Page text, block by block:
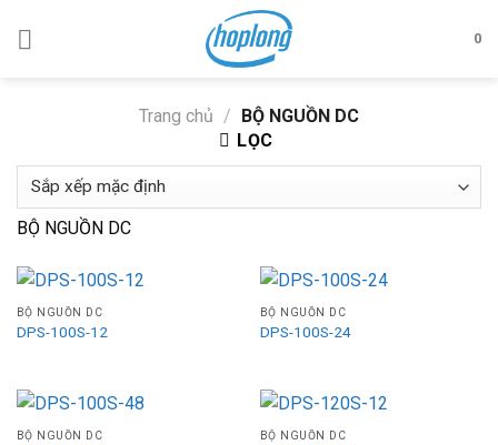
0
Trang chủ / BỘ NGUỒN DC
LỌC
BỘ NGUỒN DC
BỘ NGUỒN DC
DPS-100S-12
BỘ NGUỒN DC
DPS-100S-24
BỘ NGUỒN DC BỘ NGUỒN DC